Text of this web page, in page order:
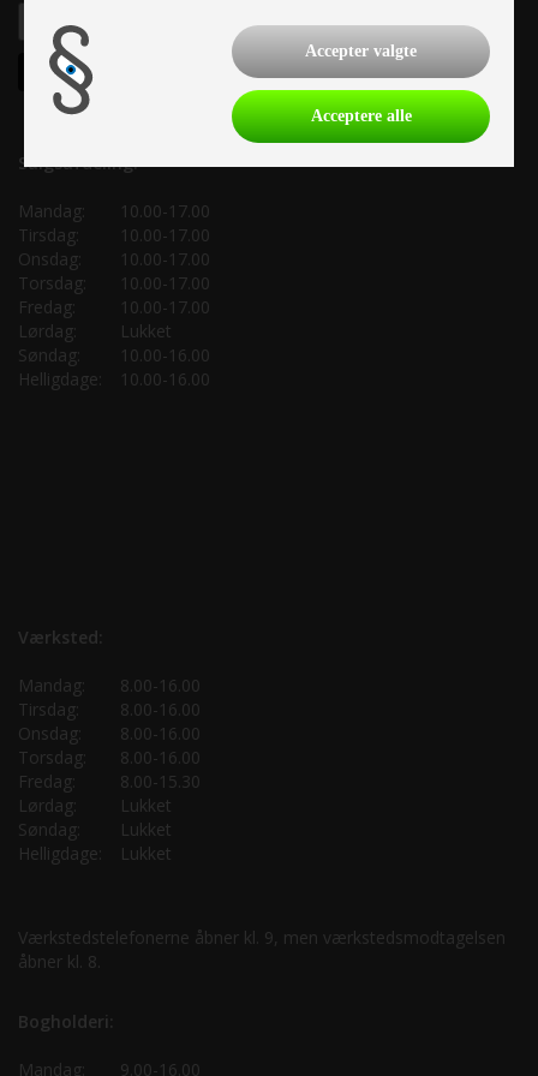
Salgsafdeling:
Mandag:
10.00-17.00
Tirsdag:
10.00-17.00
Onsdag:
10.00-17.00
Torsdag:
10.00-17.00
Fredag:
10.00-17.00
Lørdag:
Lukket
Søndag:
10.00-16.00
Helligdage:
10.00-16.00
Værksted:
Mandag:
8.00-16.00
Tirsdag:
8.00-16.00
Onsdag:
8.00-16.00
Torsdag:
8.00-16.00
Fredag:
8.00-15.30
Lørdag:
Lukket
Søndag:
Lukket
Helligdage:
Lukket
Værkstedstelefonerne åbner kl. 9, men værkstedsmodtagelsen
åbner kl. 8.
Bogholderi:
Mandag: 9.00-16.00
Accepter valgte
Acceptere alle